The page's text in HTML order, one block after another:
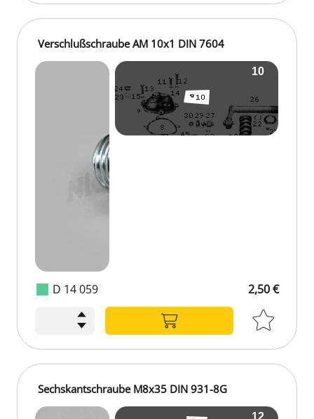
D 14 059
Verschlußschraube AM 10x1 DIN 7604
2,50 €
Sechskantschraube M8x35 DIN 931-8G